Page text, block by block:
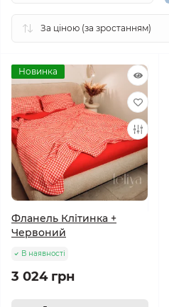
Новинка
Фланель Клітинка +
Червоний
В наявності
3 024 грн